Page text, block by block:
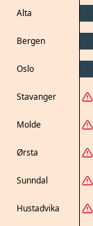
Alta
Bergen
Oslo
Stavanger
Molde
Ørsta
Sunndal
Hustadvika